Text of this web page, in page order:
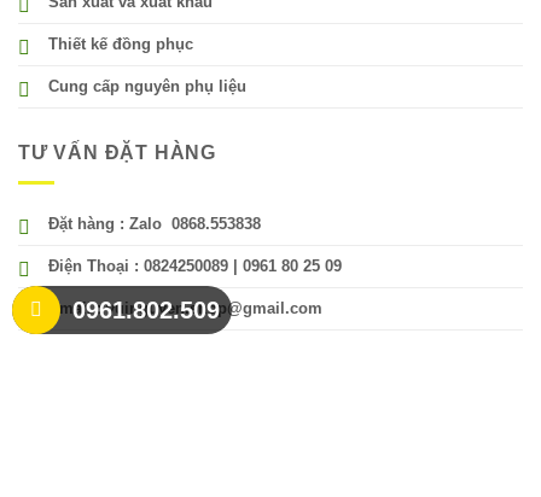
Thiết kế đồng phục
Cung cấp nguyên phụ liệu
TƯ VẤN ĐẶT HÀNG
Đặt hàng : Zalo 0868.553838
Điện Thoại : 0824250089 | 0961 80 25 09
Email : vuinguyen.shop@gmail.com
0961.802.509